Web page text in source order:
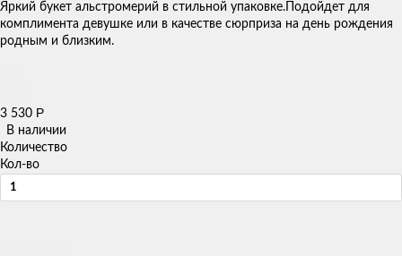
Яркий букет альстромерий в стильной упаковке.Подойдет для
комплимента девушке или в качестве сюрприза на день рождения
родным и близким.
3 530 Р
В наличии
Количество
Кол-во